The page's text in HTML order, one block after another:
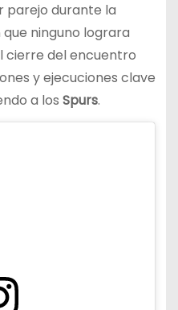
parejo durante la
ninguno lograra
cierre del encuentro
y ejecuciones clave
a los Spurs.